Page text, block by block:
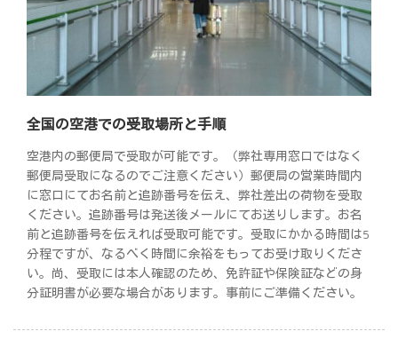
全国の空港での受取場所と手順
空港内の郵便局で受取が可能です。（弊社専用窓口ではなく
郵便局受取になるのでご注意ください）郵便局の営業時間内
に窓口にてお名前と追跡番号を伝え、弊社差出の荷物を受取
ください。追跡番号は発送後メールにてお送りします。お名
前と追跡番号を伝えれば受取可能です。受取にかかる時間は5
分程ですが、なるべく時間に余裕をもってお受け取りくださ
い。尚、受取には本人確認のため、免許証や保険証などの身
分証明書が必要な場合があります。事前にご準備ください。